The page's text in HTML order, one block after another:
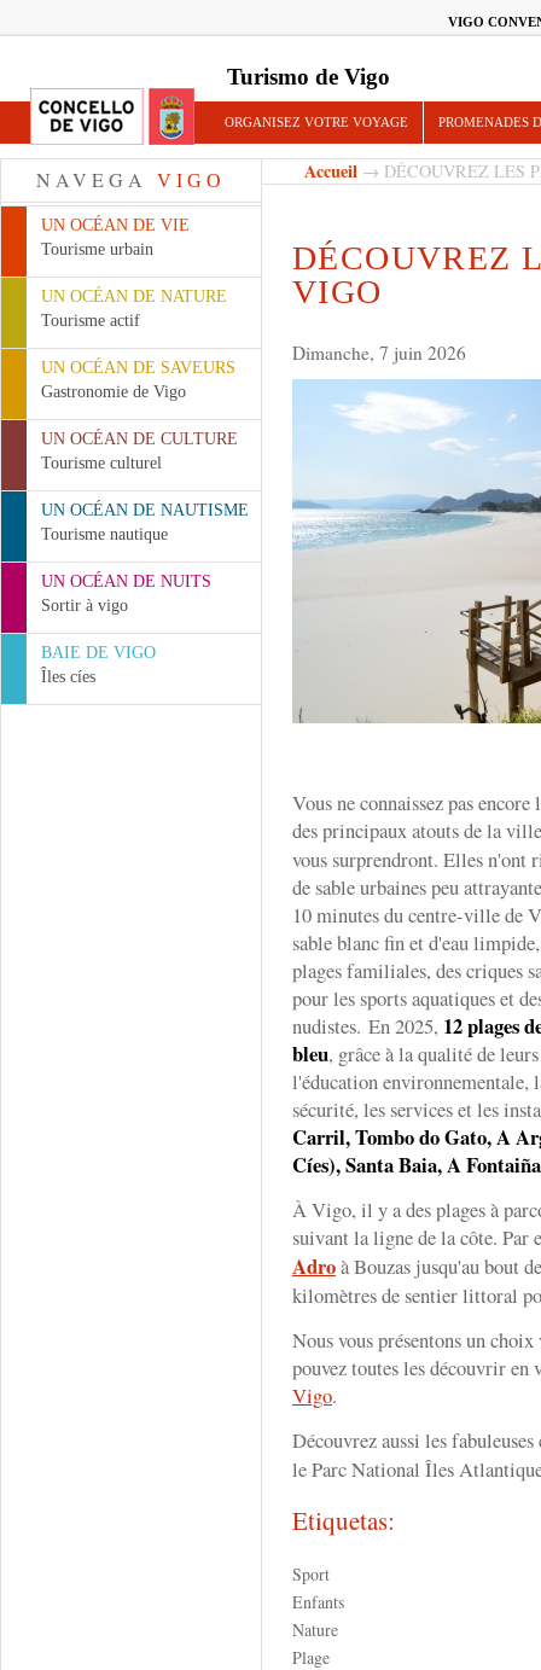
VIGO
Turismo de Vigo
ORGANISEZ VOTRE VOYAGE PROMENADES
NAVEGA VIGO
UN OCÉAN DE VIE
Tourisme urbain
UN OCÉAN DE NATURE
Tourisme actif
UN OCÉAN DE SAVEURS
Gastronomie de Vigo
UN OCÉAN DE CULTURE
Tourisme culturel
UN OCÉAN DE NAUTISME
Tourisme nautique
UN OCÉAN DE NUITS
Sortir à vigo
BAIE DE VIGO
Îles cíes
Accueil → DÉCOUVREZ LES
DÉCOUVREZ
VIGO
Dimanche, 7 juin 2026
Vous ne connaissez pas encore
des principaux atouts de la
vous surprendront. Elles n'ont
de sable urbaines peu
10 minutes du centre-ville de
sable blanc fin et d'eau
plages familiales, des criques
pour les sports aquatiques et
nudistes. En 2025, 12 plages
bleu, grâce à la qualité de
l'éducation environnementale,
sécurité, les services et les
Carril, Tombo do Gato, A
Cíes), Santa Baia, A
À Vigo, il y a des plages à
suivant la ligne de la côte. Par
Adroà Bouzas jusqu'au bout
kilomètres de sentier littoral
Nous vous présentons un
pouvez toutes les découvrir
Vigo.
Découvrez aussi les fabuleuses
le Parc National Îles
Etiquetas:
Sport
Enfants
Nature
Plage